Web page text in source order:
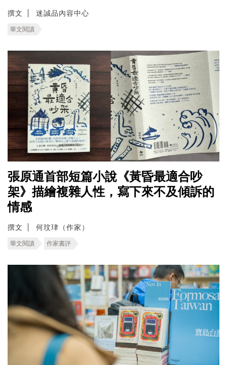
撰文 迷誠品內容中心
華文閱讀
張原通首部短篇小說《黃昏最適合吵
架》描繪複雜人性，寫下來不及傾訴的
情感
撰文 何玟珒（作家）
華文閱讀 作家書評